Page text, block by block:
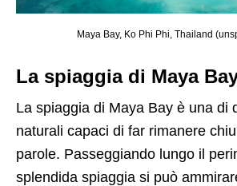
Maya Bay, Ko Phi Phi, Thailand
La spiaggia di Maya
La spiaggia di Maya Bay è una di
naturali capaci di far rimanere
parole. Passeggiando lungo il
splendida spiaggia si può